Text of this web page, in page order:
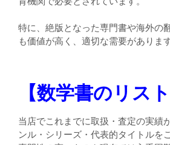
特に、絶版となった専門書や海外の
も価値が高く、適切な需要があります
【数学書のリスト
当店でこれまでに取扱・査定の実績
ンル・シリーズ・代表的タイトルを